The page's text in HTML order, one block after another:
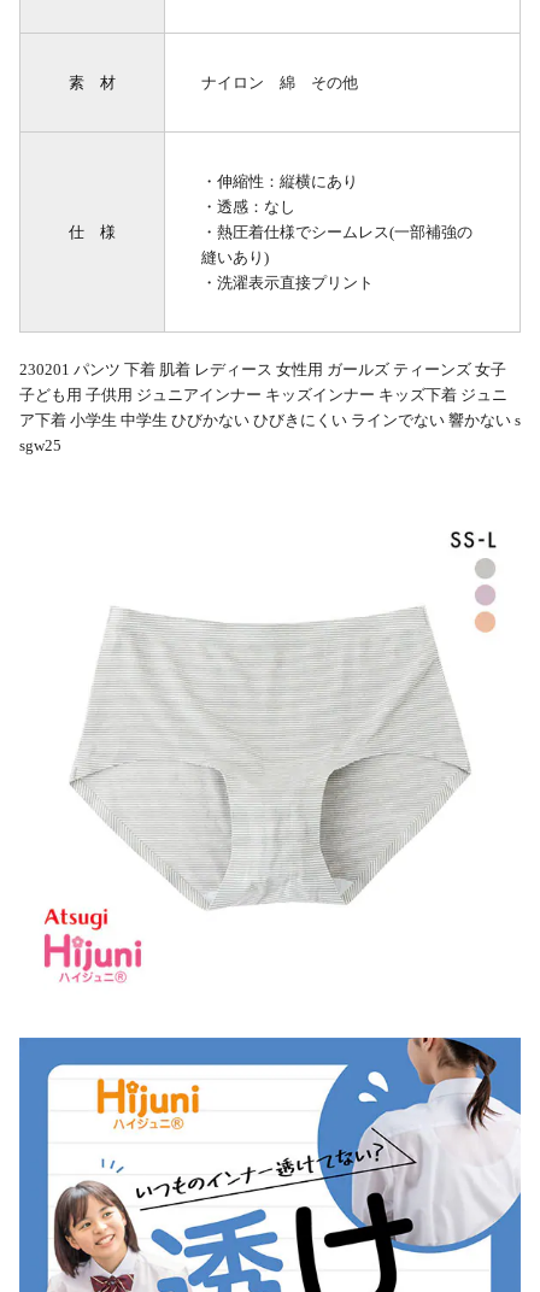
素 材 ナイロン 綿 その他
仕 様
・伸縮性：縦横にあり
・透感：なし
・熱圧着仕様でシームレス(一部補強の
縫いあり)
・洗濯表示直接プリント
230201 パンツ 下着 肌着 レディース 女性用 ガールズ ティーンズ 女子
子ども用 子供用 ジュニアインナー キッズインナー キッズ下着 ジュニ
ア下着 小学生 中学生 ひびかない ひびきにくい ラインでない 響かない s
sgw25